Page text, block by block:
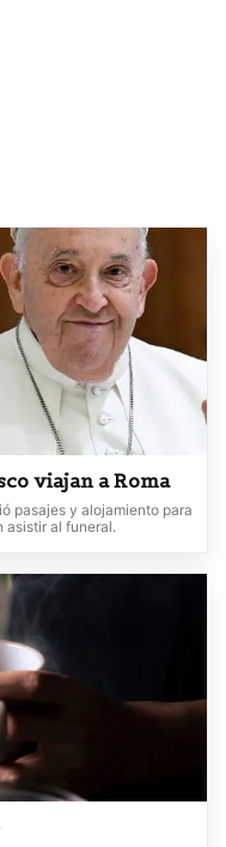
viajan a Roma
pasajes y alojamiento para
asistir al funeral.